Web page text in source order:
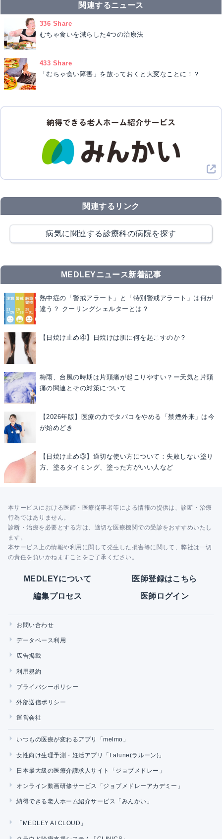
関連するニュース
336 Share
むちゃ食いを減らした4つの治療法
433 Share
「むちゃ食い障害」を放っておくと大変なことに！？
関連するリンク
病気に関連する診療科の病院を探す
MEDLEYニュース新着記事
熱中症の「警戒アラート」と「特別警戒アラート」は何が
違う？ クーリングシェルターとは？
【日焼け止め④】日焼けは肌に何を起こすのか？
梅雨、台風の時期は片頭痛が起こりやすい？ー天気と片頭
痛の関連とその対策について
【2026年版】医療の力でタバコをやめる「禁煙外来」は今
が始めどき
【日焼け止め③】適切な使い方について：失敗しない塗り
方、塗るタイミング、塗った方がいい人など
本サービスにおける医師・医療従事者等による情報の提供は、診断・治療
行為ではありません。
診断・治療を必要とする方は、適切な医療機関での受診をおすすめいたし
ます。
本サービス上の情報や利用に関して発生した損害等に関して、弊社は一切
の責任を負いかねますことをご了承ください。
MEDLEYについて 医師登録はこちら
編集プロセス 医師ログイン
お問い合わせ
データベース利用
広告掲載
利用規約
プライバシーポリシー
外部送信ポリシー
運営会社
いつもの医療が変わるアプリ「melmo」
女性向け生理予測・妊活アプリ「Lalune(ラルーン)」
日本最大級の医療介護求人サイト「ジョブメドレー」
オンライン動画研修サービス「ジョブメドレーアカデミー」
納得できる老人ホーム紹介サービス「みんかい」
「MEDLEY AI CLOUD」